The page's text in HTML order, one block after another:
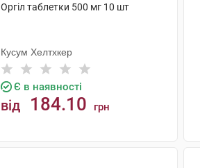
Оргіл таблетки 500 мг 10 шт
Кусум Хелтхкер
Є в наявності
від 184.10 грн